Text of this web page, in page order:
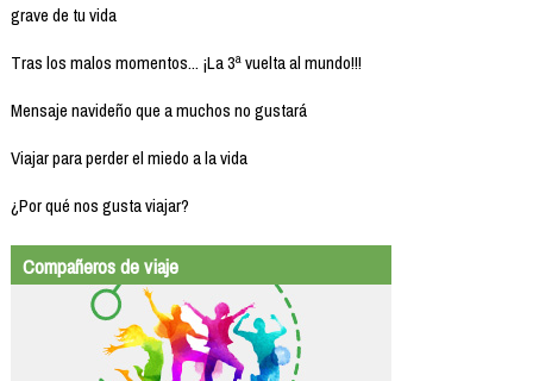
grave de tu vida
Tras los malos momentos... ¡La 3ª vuelta al mundo!!!
Mensaje navideño que a muchos no gustará
Viajar para perder el miedo a la vida
¿Por qué nos gusta viajar?
Compañeros de viaje